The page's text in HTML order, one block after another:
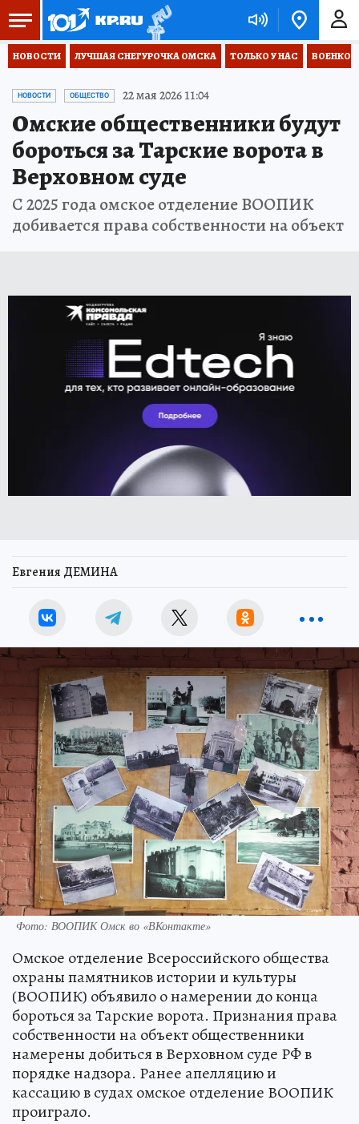
НОВОСТИ ЛУЧШАЯ СНЕГУРОЧКА ОМСКА ТОЛЬКО У НАС
НОВОСТИ ОБЩЕСТВО 22 мая 2026 11:04
Омские общественники будут
бороться за Тарские ворота в
Верховном суде
С 2025 года омское отделение ВООПИК
добивается права собственности на объект
Евгения ДЕМИНА
Фото: ВООПИК Омск во «ВКонтакте»
Омское отделение Всероссийского общества
охраны памятников истории и культуры
(ВООПИК) объявило о намерении до конца
бороться за Тарские ворота. Признания права
собственности на объект общественники
намерены добиться в Верховном суде РФ в
порядке надзора. Ранее апелляцию и
кассацию в судах омское отделение ВООПИК
проиграло.